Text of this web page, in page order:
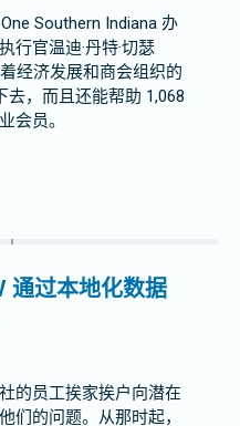
Southern Indiana 办
行官温迪·丹特·切瑟
经济发展和商会组织的
，而且还能帮助 1,068
会员。
通过本地化数据
的员工挨家挨户向潜在
们的问题。从那时起，